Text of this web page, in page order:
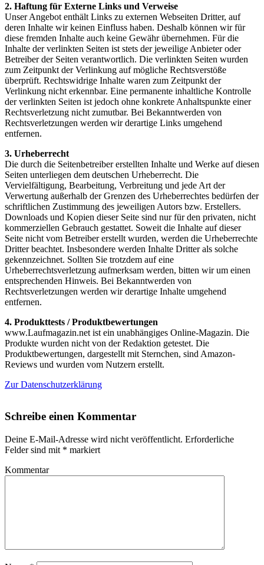
2. Haftung für Externe Links und Verweise
Unser Angebot enthält Links zu externen Webseiten Dritter, auf
deren Inhalte wir keinen Einfluss haben. Deshalb können wir für
diese fremden Inhalte auch keine Gewähr übernehmen. Für die
Inhalte der verlinkten Seiten ist stets der jeweilige Anbieter oder
Betreiber der Seiten verantwortlich. Die verlinkten Seiten wurden
zum Zeitpunkt der Verlinkung auf mögliche Rechtsverstöße
überprüft. Rechtswidrige Inhalte waren zum Zeitpunkt der
Verlinkung nicht erkennbar. Eine permanente inhaltliche Kontrolle
der verlinkten Seiten ist jedoch ohne konkrete Anhaltspunkte einer
Rechtsverletzung nicht zumutbar. Bei Bekanntwerden von
Rechtsverletzungen werden wir derartige Links umgehend
entfernen.
3. Urheberrecht
Die durch die Seitenbetreiber erstellten Inhalte und Werke auf diesen
Seiten unterliegen dem deutschen Urheberrecht. Die
Vervielfältigung, Bearbeitung, Verbreitung und jede Art der
Verwertung außerhalb der Grenzen des Urheberrechtes bedürfen der
schriftlichen Zustimmung des jeweiligen Autors bzw. Erstellers.
Downloads und Kopien dieser Seite sind nur für den privaten, nicht
kommerziellen Gebrauch gestattet. Soweit die Inhalte auf dieser
Seite nicht vom Betreiber erstellt wurden, werden die Urheberrechte
Dritter beachtet. Insbesondere werden Inhalte Dritter als solche
gekennzeichnet. Sollten Sie trotzdem auf eine
Urheberrechtsverletzung aufmerksam werden, bitten wir um einen
entsprechenden Hinweis. Bei Bekanntwerden von
Rechtsverletzungen werden wir derartige Inhalte umgehend
entfernen.
4. Produkttests / Produktbewertungen
www.Laufmagazin.net ist ein unabhängiges Online-Magazin. Die
Produkte wurden nicht von der Redaktion getestet. Die
Produktbewertungen, dargestellt mit Sternchen, sind Amazon-
Reviews und wurden vom Nutzern erstellt.
Zur Datenschutzerklärung
Schreibe einen Kommentar
Deine E-Mail-Adresse wird nicht veröffentlicht. Erforderliche
Felder sind mit * markiert
Kommentar